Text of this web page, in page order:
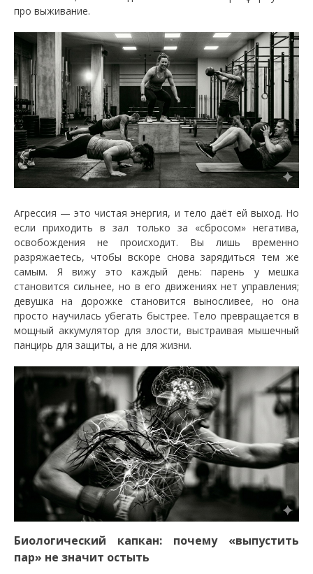
про выживание.
Агрессия — это чистая энергия, и тело даёт ей выход. Но
если приходить в зал только за «сбросом» негатива,
освобождения не происходит. Вы лишь временно
разряжаетесь, чтобы вскоре снова зарядиться тем же
самым. Я вижу это каждый день: парень у мешка
становится сильнее, но в его движениях нет управления;
девушка на дорожке становится выносливее, но она
просто научилась убегать быстрее. Тело превращается в
мощный аккумулятор для злости, выстраивая мышечный
панцирь для защиты, а не для жизни.
Биологический капкан: почему «выпустить
пар» не значит остыть